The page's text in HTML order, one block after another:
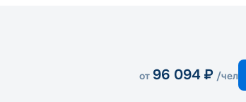
от 96 094 ₽ /чел